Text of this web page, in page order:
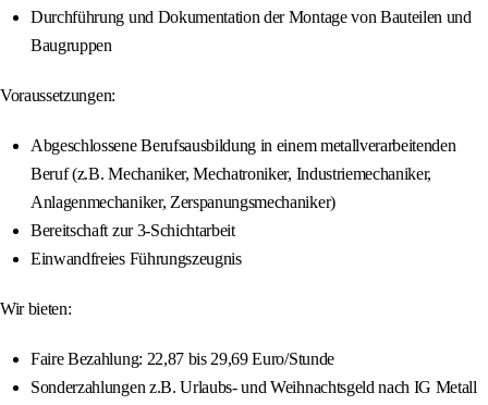
Durchführung und Dokumentation der Montage von Bauteilen und
Baugruppen
Voraussetzungen:
Abgeschlossene Berufsausbildung in einem metallverarbeitenden
Beruf (z.B. Mechaniker, Mechatroniker, Industriemechaniker,
Anlagenmechaniker, Zerspanungsmechaniker)
Bereitschaft zur 3-Schichtarbeit
Einwandfreies Führungszeugnis
Wir bieten:
Faire Bezahlung: 22,87 bis 29,69 Euro/Stunde
Sonderzahlungen z.B. Urlaubs- und Weihnachtsgeld nach IG Metall